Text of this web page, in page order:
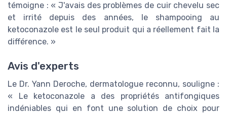
témoigne : « J'avais des problèmes de cuir chevelu sec
et irrité depuis des années, le shampooing au
ketoconazole est le seul produit qui a réellement fait la
différence. »
Avis d'experts
Le Dr. Yann Deroche, dermatologue reconnu, souligne :
« Le ketoconazole a des propriétés antifongiques
indéniables qui en font une solution de choix pour